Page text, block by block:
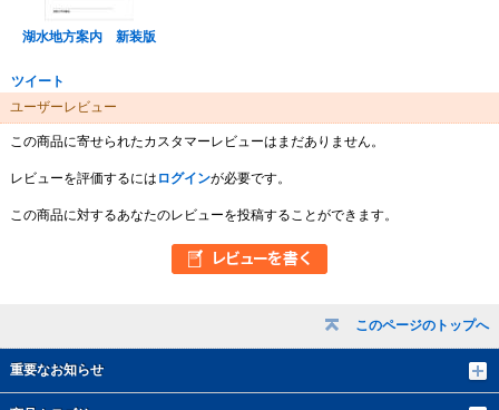
このページのトップへ
重要なお知らせ
湖水地方案内 新装版
ツイート
ユーザーレビュー
この商品に寄せられたカスタマーレビューはまだありません。
レビューを評価するには ログインが必要です。
この商品に対するあなたのレビューを投稿することができます。